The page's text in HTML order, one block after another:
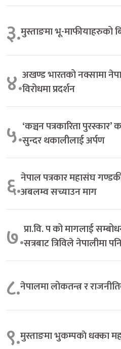
३.मुस्ताङमा भू-माफीयाहरुको
४.अखण्ड भारतको नक्सामा
विरोधमा प्रदर्शन
५.‘कञ्चन पत्रकारिता
सुन्दर थकालीलाई अर्पण
६.नेपाल पत्रकार महासंघ
अबलम्व सच्याउन माग
७.प्रा.वि. प को मागलाई
सत्रबाट त्रिविले नेपालीमा
८.नेपालमा लोकतन्त्र र
९.मुस्ताङमा भुकम्पकाे धक्का